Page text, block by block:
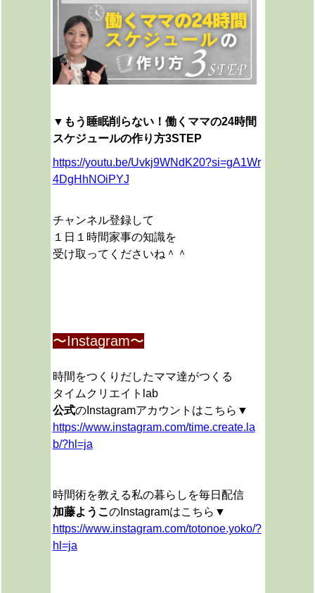
▼ もう睡眠削らない！働くママの24時間
スケジュールの作り方3STEP
https://youtu.be/Uvkj9WNdK20?si=gA1Wr
4DgHhNOiPYJ
チャンネル登録して
１日１時間家事の知識を
受け取ってくださいね＾＾
〜Instagram〜
時間をつくりだしたママ達がつくる
タイムクリエイトlab
公式のInstagramアカウントはこちら▼
https://www.instagram.com/time.create.la
b/?hl=ja
時間術を教える私の暮らしを毎日配信
加藤ようこ のInstagramはこちら▼
https://www.instagram.com/totonoe.yoko/?
hl=ja